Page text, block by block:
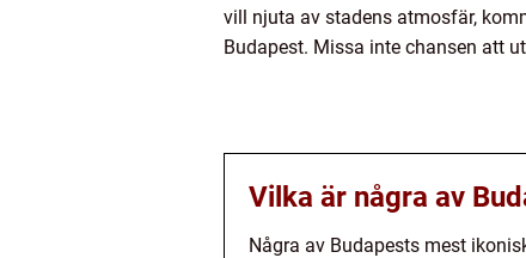
vill njuta av stadens atmosfär,
Budapest. Missa inte chansen att
Vilka är några av
Några av Budapests mest